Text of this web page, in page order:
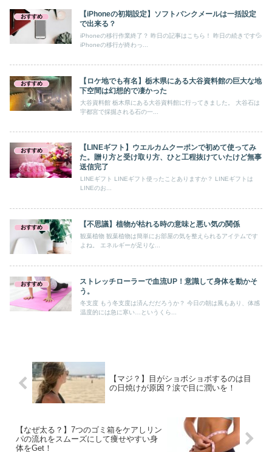
おすすめ
【iPhoneの初期設定】ソフトバンクメールは一括設定
で出来る？
iPhoneの移行作業終了？ 昨日の記事はこちら！ 昨日の続きです💦
iPhoneの移行が終わっ...
おすすめ
【ロケ地でも有名】栃木県にある大谷資料館の巨大な地
下空間は幻想的で凄かった
大谷資料館 栃木県にある大谷資料館に行ってきました。 大谷石は
宇都宮で採掘される石の一...
おすすめ
【LINEギフト】ウエルカムクーポンで初めて使ってみ
た。贈り方と受け取り方、ひと工程抜けていたけど無事
送信完了
LINEギフト LINEギフト使ったことありますか？ LINEギフトは
LINEのお...
おすすめ 【不思議】植物が枯れる時の意味と悪い気の関係
観葉植物 観葉植物は簡単にお部屋の気を整えられるアイテムです
よね。 エネルギーが足りな...
おすすめ
ストレッチローラーで血流UP！意識して身体を動かそ
う。
冬支度 もう冬支度は済んだだろうか？ 今日の朝は風もあり、体感
温度的には急に寒い…というくら...
【マジ？】目がショボショボするのは目
の日焼けが原因？涙で目に潤いを！
【なぜ太る？】7つのゴミ箱をケアしリン
パの流れをスムーズにして痩せやすい身
体をGet！